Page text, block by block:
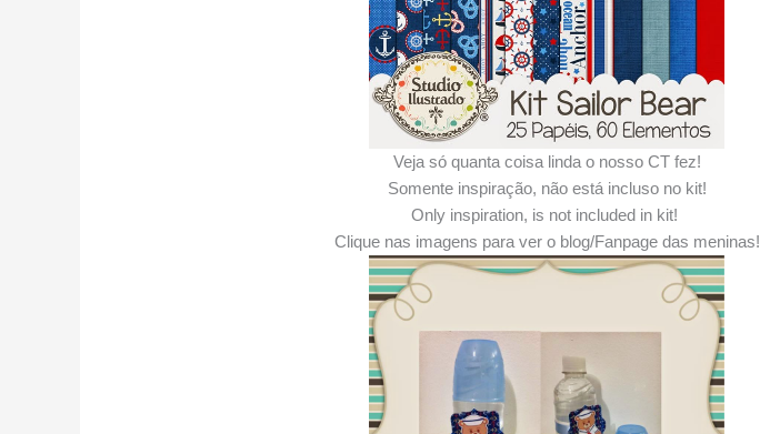
Veja só quanta coisa linda o nosso CT fez!
Somente inspiração, não está incluso no kit!
Only inspiration, is not included in kit!
Clique nas imagens para ver o blog/Fanpage das meninas!